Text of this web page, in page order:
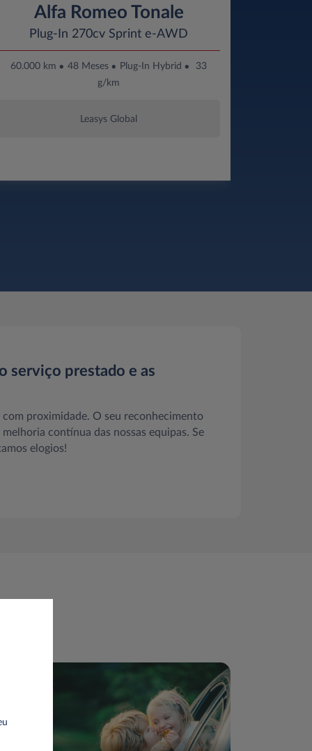
Alfa Romeo Tonale
Plug-In 270cv Sprint e-AWD
60.000 km 48 Meses Plug-In Hybrid
33
g/km
Leasys Global
serviço prestado e as
proximidade. O seu reconhecimento
contínua das nossas equipas. Se
elogios!